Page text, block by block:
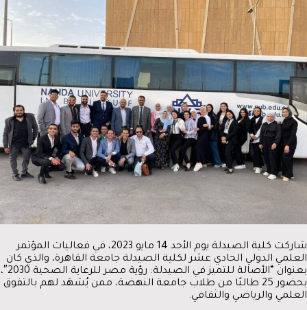
شاركت كلية الصيدلة يوم الأحد 14 مايو 2023، في فعاليات
المؤتمر
العلمي الدولي الحادي عشر لكلية الصيدلة جامعة القاهرة، والذي كان
بعنوان “الأصالة للتميز في الصيدلة: رؤية مصر للرعاية الصحية 2030″،
بحضور 25 طالبًا من طلاب جامعة النهضة، ممن يُشهَد لهم بالتفوق
العلمي والرياضي والثقافي.